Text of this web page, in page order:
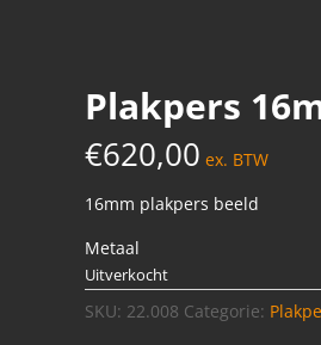
Plakpers
€620,00 ex. BTW
16mm plakpers beeld
Metaal
Uitverkocht
SKU: 22.008 Categorie: